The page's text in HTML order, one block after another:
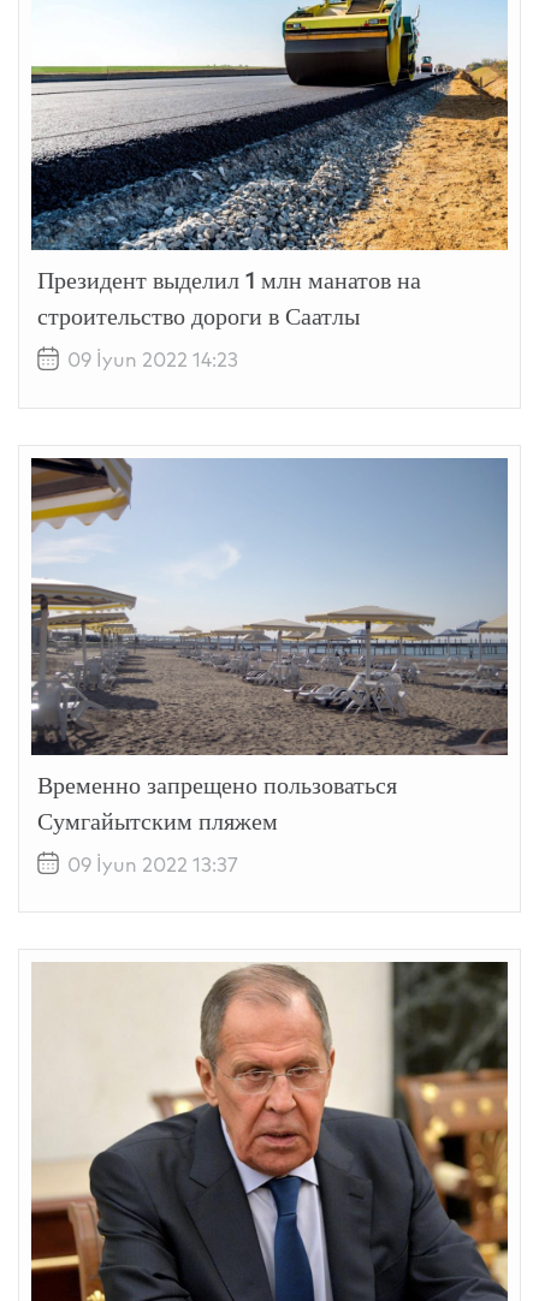
Президент выделил 1 млн манатов на
строительство дороги в Саатлы
09 İyun 2022 14:23
Временно запрещено пользоваться
Сумгайытским пляжем
09 İyun 2022 13:37